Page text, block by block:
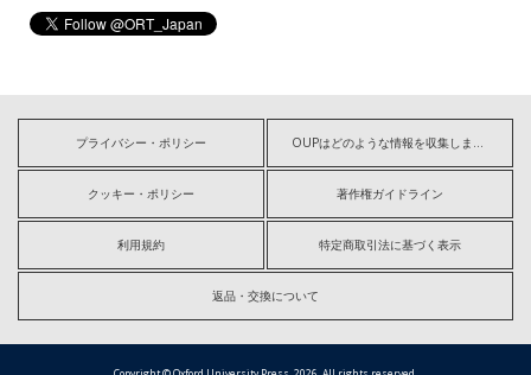
プライバシー・ポリシー OUPはどのような情報を収集しますか?
クッキー・ポリシー 著作権ガイドライン
利用規約 特定商取引法に基づく表示
返品・交換について